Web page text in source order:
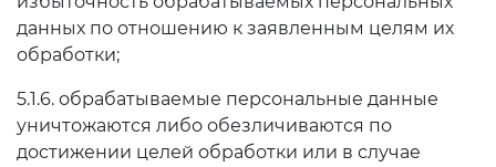
данных по отношению к заявленным целям их
обработки;
5.1.6. обрабатываемые персональные данные
уничтожаются либо обезличиваются по
достижении целей обработки или в случае